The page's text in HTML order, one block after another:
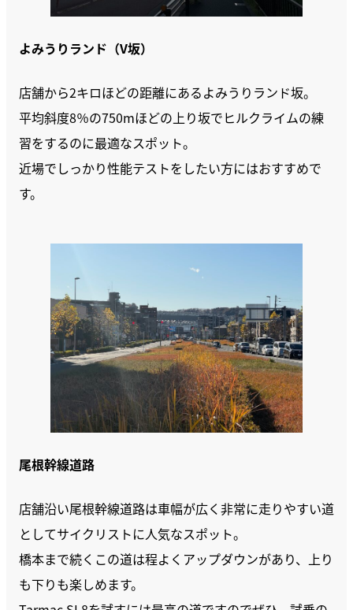
よみうりランド（V坂）
店舗から2キロほどの距離にあるよみうりランド坂。
平均斜度8％の750mほどの上り坂でヒルクライムの練
習をするのに最適なスポット。
近場でしっかり性能テストをしたい方にはおすすめで
す。
尾根幹線道路
店舗沿い尾根幹線道路は車幅が広く非常に走りやすい道
としてサイクリストに人気なスポット。
橋本まで続くこの道は程よくアップダウンがあり、上り
も下りも楽しめます。